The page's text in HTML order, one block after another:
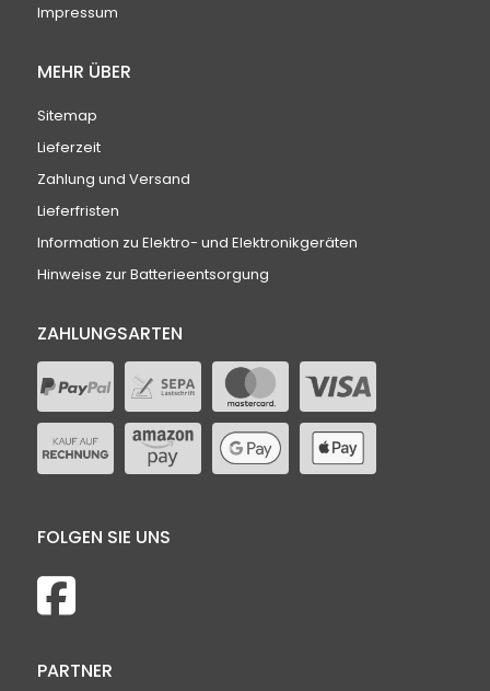
Impressum
MEHR ÜBER
Sitemap
Lieferzeit
Zahlung und Versand
Lieferfristen
Information zu Elektro- und Elektronikgeräten
Hinweise zur Batterieentsorgung
ZAHLUNGSARTEN
FOLGEN SIE UNS
PARTNER